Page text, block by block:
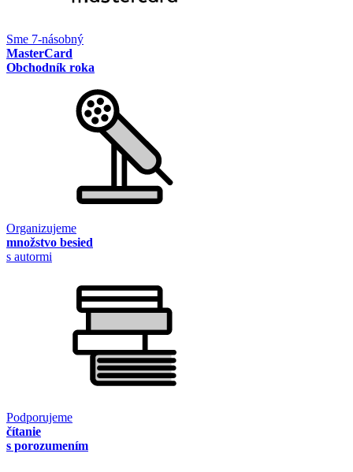
Sme 7-násobný
MasterCard
Obchodník roka
Organizujeme
množstvo besied
s autormi
Podporujeme
čítanie
s porozumením